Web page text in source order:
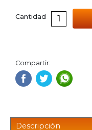
Cantidad
Compartir:
Descripción